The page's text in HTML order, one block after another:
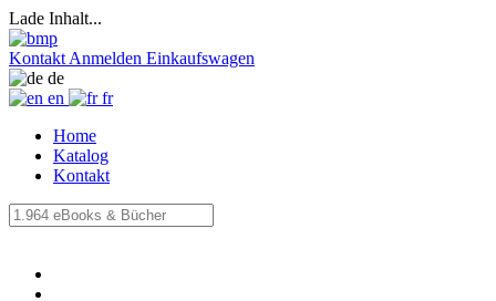
Lade Inhalt...
Kontakt Anmelden Einkaufswagen
de
en
fr
Home
Katalog
Kontakt